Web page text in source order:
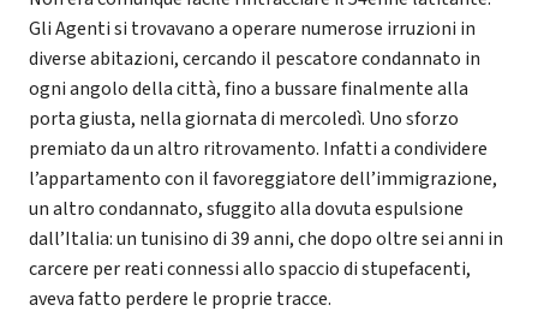
Gli Agenti si trovavano a operare numerose irruzioni in
diverse abitazioni, cercando il pescatore condannato in
ogni angolo della città, fino a bussare finalmente alla
porta giusta, nella giornata di mercoledì. Uno sforzo
premiato da un altro ritrovamento. Infatti a condividere
l’appartamento con il favoreggiatore dell’immigrazione,
un altro condannato, sfuggito alla dovuta espulsione
dall’Italia: un tunisino di 39 anni, che dopo oltre sei anni in
carcere per reati connessi allo spaccio di stupefacenti,
aveva fatto perdere le proprie tracce.